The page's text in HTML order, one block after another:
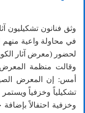
وثق فنانون تشكيليون
في محاولة واعية منهم
لحضور (معرض آثار
وقالت منظمة
وخزفية احتفالاً